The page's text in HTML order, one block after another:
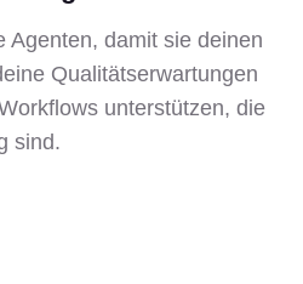
Agenten, damit sie deinen
Qualitätserwartungen
unterstützen, die
sind.